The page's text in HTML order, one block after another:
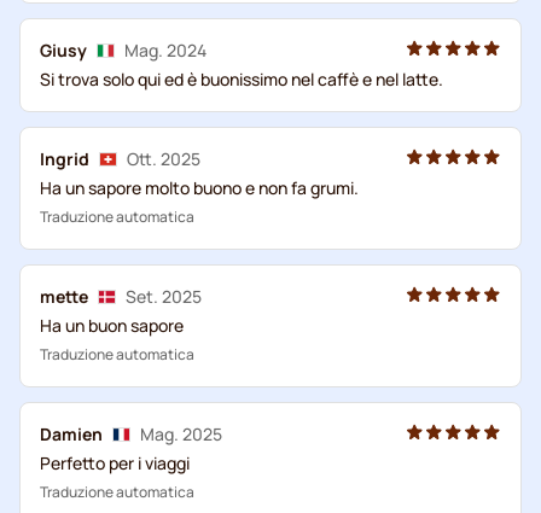
Giusy
Mag. 2024
Si trova solo qui ed è buonissimo nel caffè e nel latte.
Ingrid
Ott. 2025
Ha un sapore molto buono e non fa grumi.
Traduzione automatica
mette
Set. 2025
Ha un buon sapore
Traduzione automatica
Damien
Mag. 2025
Perfetto per i viaggi
Traduzione automatica